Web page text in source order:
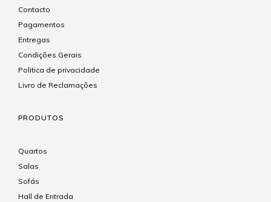
Contacto
Pagamentos
Entregas
Condições Gerais
Politica de privacidade
Livro de Reclamações
PRODUTOS
Quartos
Salas
Sofás
Hall de Entrada